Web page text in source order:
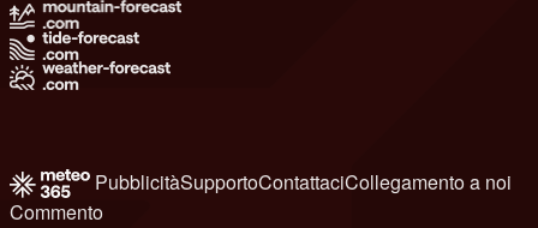
PubblicitàSupportoContattaciCollegamento a noi
Commento